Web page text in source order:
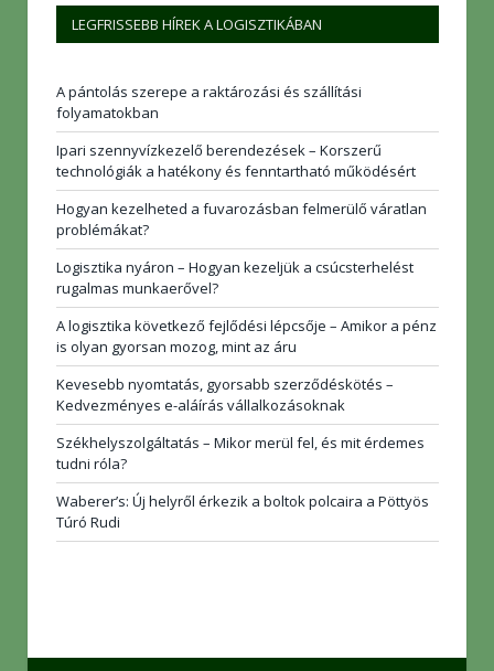
LEGFRISSEBB HÍREK A LOGISZTIKÁBAN
A pántolás szerepe a raktározási és szállítási
folyamatokban
Ipari szennyvízkezelő berendezések – Korszerű
technológiák a hatékony és fenntartható működésért
Hogyan kezelheted a fuvarozásban felmerülő váratlan
problémákat?
Logisztika nyáron – Hogyan kezeljük a csúcsterhelést
rugalmas munkaerővel?
A logisztika következő fejlődési lépcsője – Amikor a pénz
is olyan gyorsan mozog, mint az áru
Kevesebb nyomtatás, gyorsabb szerződéskötés –
Kedvezményes e-aláírás vállalkozásoknak
Székhelyszolgáltatás – Mikor merül fel, és mit érdemes
tudni róla?
Waberer’s: Új helyről érkezik a boltok polcaira a Pöttyös
Túró Rudi